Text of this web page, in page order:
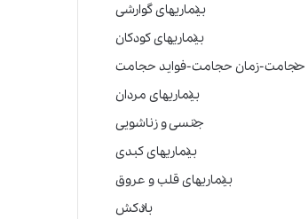
بیماریهای گوارشی
بیماریهای کودکان
حجامت-زمان حجامت-فواید حجامت
بیماریهای مردان
جنسی و زناشویی
بیماریهای کبدی
بیماریهای قلب و عروق
بادکش